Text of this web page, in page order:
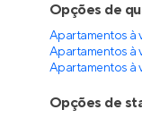
Opções de
Apartamentos à
Apartamentos à
Apartamentos à
Opções de